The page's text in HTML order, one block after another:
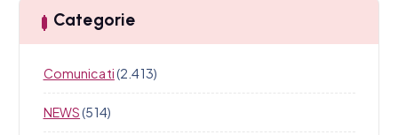
Categorie
Comunicati(2.413)
NEWS(514)